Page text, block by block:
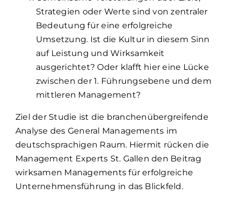
Strategien oder Werte sind von zentraler
Bedeutung für eine erfolgreiche
Umsetzung. Ist die Kultur in diesem Sinn
auf Leistung und Wirksamkeit
ausgerichtet? Oder klafft hier eine Lücke
zwischen der 1. Führungsebene und dem
mittleren Management?
Ziel der Studie ist die branchenübergreifende
Analyse des General Managements im
deutschsprachigen Raum. Hiermit rücken die
Management Experts St. Gallen den Beitrag
wirksamen Managements für erfolgreiche
Unternehmensführung in das Blickfeld.